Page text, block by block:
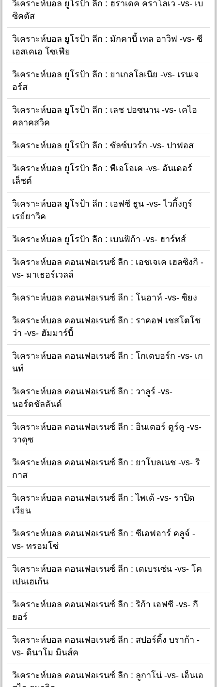
วิเคราะห์บอล ยูโรป้า ลีก : ฮราเดค คราโลเว -vs- เบ
ซิคตัส
วิเคราะห์บอล ยูโรป้า ลีก : มักคาบี้ เทล อาวิฟ -vs- ซี
เอสเคเอ โซเฟีย
วิเคราะห์บอล ยูโรป้า ลีก : ยาเกลโลเนีย -vs- เรนเจ
อร์ส
วิเคราะห์บอล ยูโรป้า ลีก : เลช ปอซนาน -vs- เคไอ
คลาคสวิค
วิเคราะห์บอล ยูโรป้า ลีก : ซัลซ์บวร์ก -vs- ปาฟอส
วิเคราะห์บอล ยูโรป้า ลีก : พีเอโอเค -vs- อันเดอร์
เล็ชต์
วิเคราะห์บอล ยูโรป้า ลีก : เอฟซี ธูน -vs- ไวกิ้งกูร์
เรย์ยาวิค
วิเคราะห์บอล ยูโรป้า ลีก : เบนฟิก้า -vs- ฮาร์ทส์
วิเคราะห์บอล คอนเฟอเรนซ์ ลีก : เอชเจเค เฮลซิงกิ -
vs- มาเธอร์เวลล์
วิเคราะห์บอล คอนเฟอเรนซ์ ลีก : โนอาห์ -vs- ซิยง
วิเคราะห์บอล คอนเฟอเรนซ์ ลีก : ราคอฟ เชสโตโช
ว่า -vs- ฮัมมาร์บี้
วิเคราะห์บอล คอนเฟอเรนซ์ ลีก : โกเตบอร์ก -vs- เก
นท์
วิเคราะห์บอล คอนเฟอเรนซ์ ลีก : วาลูร์ -vs-
นอร์ดชัลลันด์
วิเคราะห์บอล คอนเฟอเรนซ์ ลีก : อินเตอร์ ตูร์คู -vs-
วาดุซ
วิเคราะห์บอล คอนเฟอเรนซ์ ลีก : ยาโบลเนช -vs- ริ
กาส
วิเคราะห์บอล คอนเฟอเรนซ์ ลีก : ไพเด้ -vs- ราปิด
เวียน
วิเคราะห์บอล คอนเฟอเรนซ์ ลีก : ซีเอฟอาร์ คลูจ์ -
vs- ทรอมโซ่
วิเคราะห์บอล คอนเฟอเรนซ์ ลีก : เดเบรเซ่น -vs- โค
เปนเฮเก้น
วิเคราะห์บอล คอนเฟอเรนซ์ ลีก : ริก้า เอฟซี -vs- กี
ยอร์
วิเคราะห์บอล คอนเฟอเรนซ์ ลีก : สปอร์ติ้ง บราก้า -
vs- ดินาโม มินส์ค
วิเคราะห์บอล คอนเฟอเรนซ์ ลีก : ลูกาโน่ -vs- เอ็นเอ